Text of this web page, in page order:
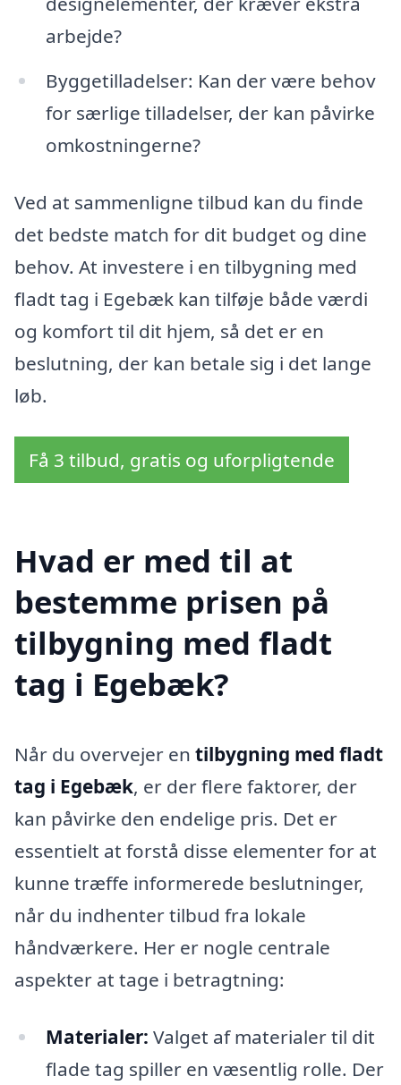
arbejde?
Byggetilladelser: Kan der være behov
for særlige tilladelser, der kan påvirke
omkostningerne?
Ved at sammenligne tilbud kan du finde
det bedste match for dit budget og dine
behov. At investere i en tilbygning med
fladt tag i Egebæk kan tilføje både værdi
og komfort til dit hjem, så det er en
beslutning, der kan betale sig i det lange
løb.
Få 3 tilbud, gratis og uforpligtende
Hvad er med til at
bestemme prisen på
tilbygning med fladt
tag i Egebæk?
Når du overvejer en tilbygning med fladt
tag i Egebæk, er der flere faktorer, der
kan påvirke den endelige pris. Det er
essentielt at forstå disse elementer for at
kunne træffe informerede beslutninger,
når du indhenter tilbud fra lokale
håndværkere. Her er nogle centrale
aspekter at tage i betragtning:
Materialer: Valget af materialer til dit
flade tag spiller en væsentlig rolle. Der